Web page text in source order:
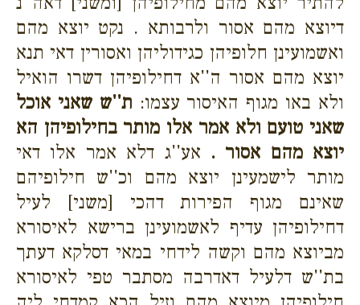
דיוצא מהם אסור ולרבותא . נקט יוצא מהם
ואשמועינן חלופיהן כגידוליהן ואסורין דאי תנא
יוצא מהם אסור ה''א דחילופיהן דשרו הואיל
ולא באו מגוף האיסור עצמו: ת''ש שאני אוכל
שאני טועם ולא אמר אלו מותר בחילופיהן הא
יוצא מהם אסור . אע''ג דלא אמר אלו דאי
מותר לישמעינן יוצא מהם וכ''ש חילופיהם
שאינם מגוף הפירות דהכי [משני] לעיל
דחילופיהן עדיף לאשמועינן ברישא לאיסורא
מביוצא מהם וקשה לידחי במאי דסלקא דעתך
בת''ש דלעיל דאדרבה מסתבר טפי לאיסורא